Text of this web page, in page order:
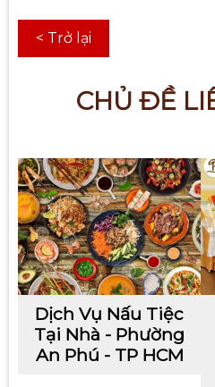
< Trở lại
CHỦ ĐỀ
Dịch Vụ Nấu Tiệc
Tại Nhà - Phường
An Phú - TP HCM